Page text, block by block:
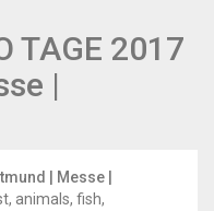
TAGE 2017
|
| Messe |
animals, fish,